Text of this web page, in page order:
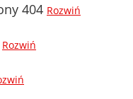
404 Rozwiń
Rozwiń